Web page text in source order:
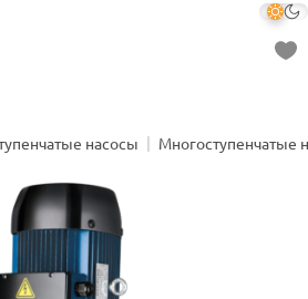
насосы Многоступенчатые